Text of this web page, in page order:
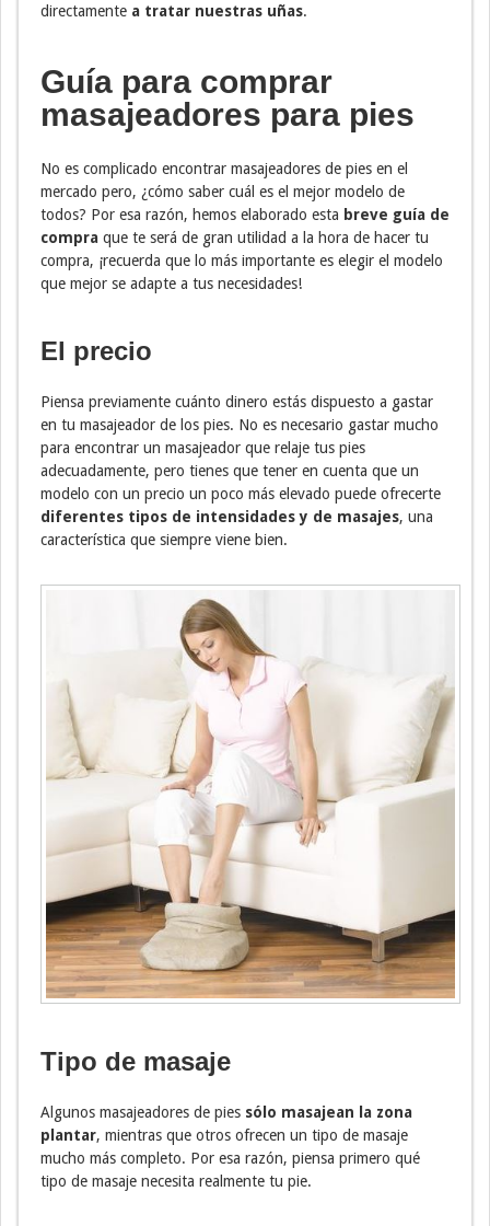
directamente a tratar nuestras uñas.
Guía para comprar
masajeadores para pies
No es complicado encontrar masajeadores de pies en el
mercado pero, ¿cómo saber cuál es el mejor modelo de
todos? Por esa razón, hemos elaborado esta breve guía de
compra que te será de gran utilidad a la hora de hacer tu
compra, ¡recuerda que lo más importante es elegir el modelo
que mejor se adapte a tus necesidades!
El precio
Piensa previamente cuánto dinero estás dispuesto a gastar
en tu masajeador de los pies. No es necesario gastar mucho
para encontrar un masajeador que relaje tus pies
adecuadamente, pero tienes que tener en cuenta que un
modelo con un precio un poco más elevado puede ofrecerte
diferentes tipos de intensidades y de masajes, una
característica que siempre viene bien.
Tipo de masaje
Algunos masajeadores de pies sólo masajean la zona
plantar, mientras que otros ofrecen un tipo de masaje
mucho más completo. Por esa razón, piensa primero qué
tipo de masaje necesita realmente tu pie.